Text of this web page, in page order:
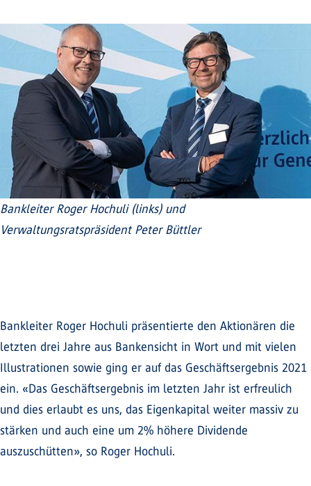
Bankleiter Roger Hochuli (links) und
Verwaltungsratspräsident Peter Büttler
Bankleiter Roger Hochuli präsentierte den Aktionären die
letzten drei Jahre aus Bankensicht in Wort und mit vielen
Illustrationen sowie ging er auf das Geschäftsergebnis 2021
ein. «Das Geschäftsergebnis im letzten Jahr ist erfreulich
und dies erlaubt es uns, das Eigenkapital weiter massiv zu
stärken und auch eine um 2% höhere Dividende
auszuschütten», so Roger Hochuli.